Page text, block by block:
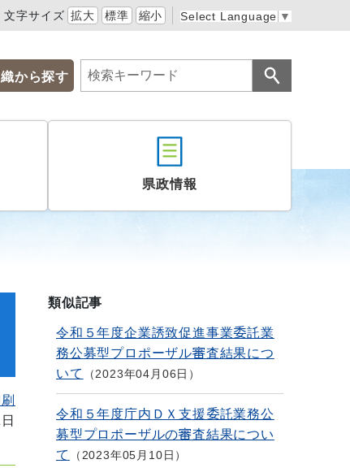
文字サイズ 拡大 標準 縮小 Select Language ▼
から探す
県政情報
類似記事
令和５年度企業誘致促進事業委託業
務公募型プロポーザル審査結果につ
いて
2023年04月06日
令和５年度庁内ＤＸ支援委託業務公
募型プロポーザルの審査結果につい
て
2023年05月10日